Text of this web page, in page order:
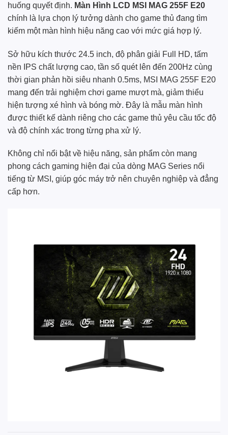
huống quyết định. Màn Hình LCD MSI MAG 255F E20
chính là lựa chọn lý tưởng dành cho game thủ đang tìm
kiếm một màn hình hiệu năng cao với mức giá hợp lý.
Sở hữu kích thước 24.5 inch, độ phân giải Full HD, tấm
nền IPS chất lượng cao, tần số quét lên đến 200Hz cùng
thời gian phản hồi siêu nhanh 0.5ms, MSI MAG 255F E20
mang đến trải nghiệm chơi game mượt mà, giảm thiểu
hiện tượng xé hình và bóng mờ. Đây là mẫu màn hình
được thiết kế dành riêng cho các game thủ yêu cầu tốc độ
và độ chính xác trong từng pha xử lý.
Không chỉ nổi bật về hiệu năng, sản phẩm còn mang
phong cách gaming hiện đại của dòng MAG Series nổi
tiếng từ MSI, giúp góc máy trở nên chuyên nghiệp và đẳng
cấp hơn.